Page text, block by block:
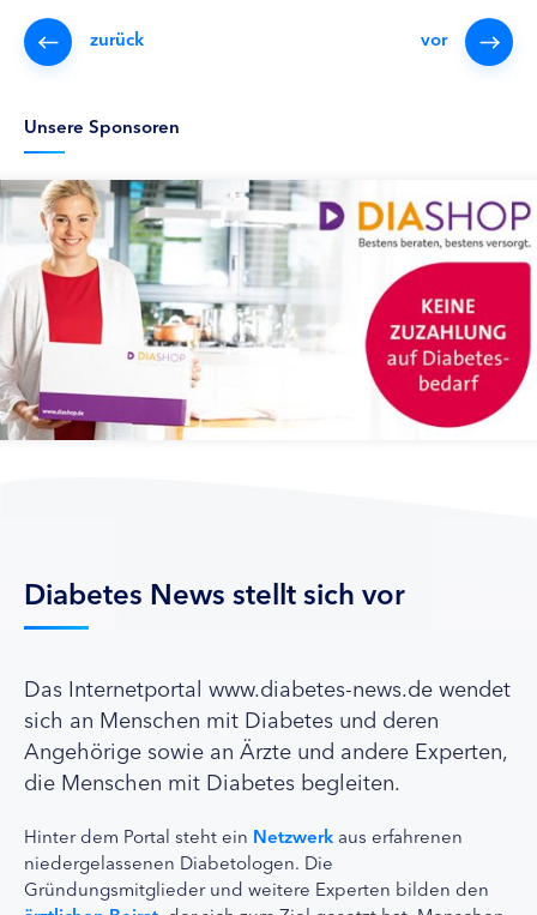
zurück vor
Unsere Sponsoren
Diabetes News stellt sich vor
Das Internetportal www.diabetes-news.de wendet
sich an Menschen mit Diabetes und deren
Angehörige sowie an Ärzte und andere Experten,
die Menschen mit Diabetes begleiten.
Hinter dem Portal steht ein Netzwerk aus erfahrenen
niedergelassenen Diabetologen. Die
Gründungsmitglieder und weitere Experten bilden den